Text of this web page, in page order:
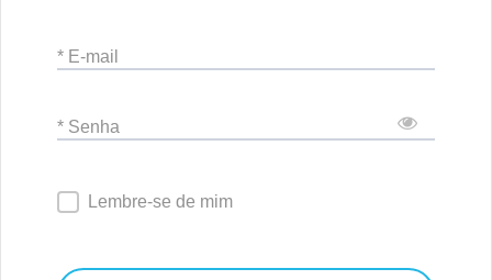
* E-mail
* Senha
Lembre-se de mim